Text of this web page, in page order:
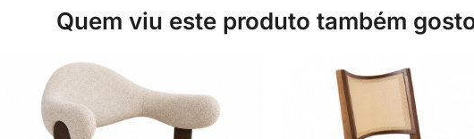
Quem viu este produto também